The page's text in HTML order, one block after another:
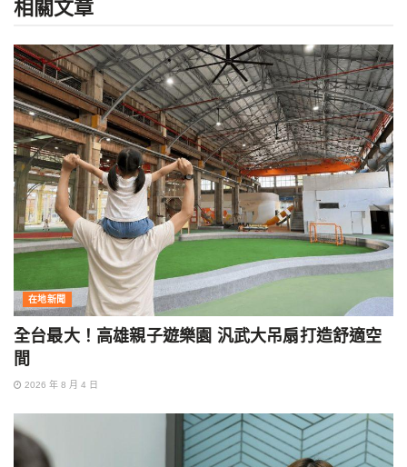
相關文章
在地新聞
全台最大！高雄親子遊樂園 汎武大吊扇打造舒適空
間
2026 年 8 月 4 日